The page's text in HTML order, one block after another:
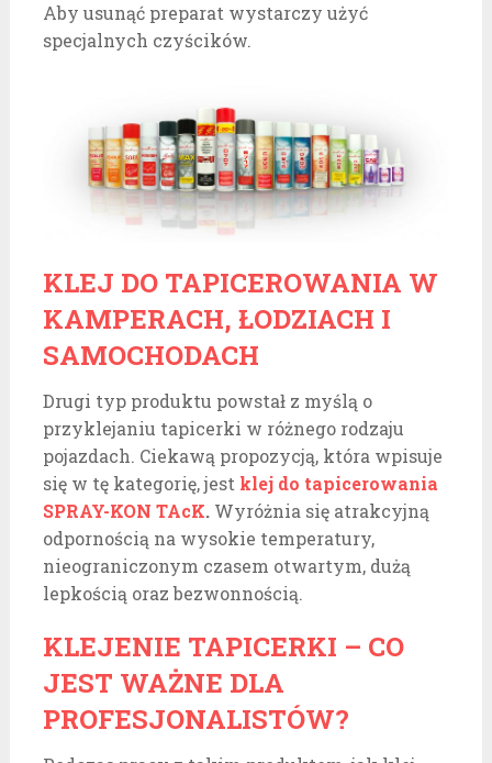
Aby usunąć preparat wystarczy użyć
specjalnych czyścików.
KLEJ DO TAPICEROWANIA W
KAMPERACH, ŁODZIACH I
SAMOCHODACH
Drugi typ produktu powstał z myślą o
przyklejaniu tapicerki w różnego rodzaju
pojazdach. Ciekawą propozycją, która wpisuje
się w tę kategorię, jest klej do tapicerowania
SPRAY-KON TAcK.Wyróżnia się atrakcyjną
odpornością na wysokie temperatury,
nieograniczonym czasem otwartym, dużą
lepkością oraz bezwonnością.
KLEJENIE TAPICERKI – CO
JEST WAŻNE DLA
PROFESJONALISTÓW?